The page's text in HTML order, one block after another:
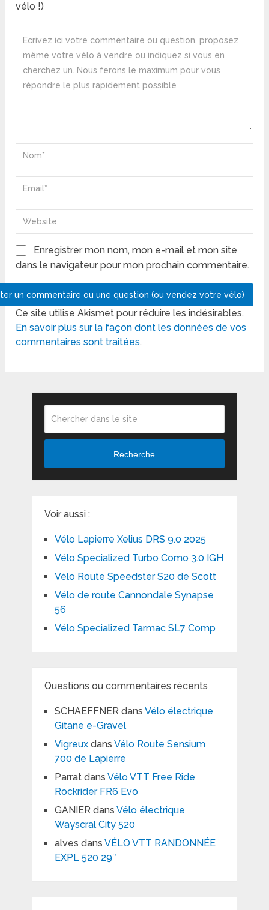
vélo !)
Enregistrer mon nom, mon e-mail et mon site
dans le navigateur pour mon prochain commentaire.
Ce site utilise Akismet pour réduire les indésirables.
En savoir plus sur la façon dont les données de vos
commentaires sont traitées.
Recherche
Voir aussi :
Vélo Lapierre Xelius DRS 9.0 2025
Vélo Specialized Turbo Como 3.0 IGH
Vélo Route Speedster S20 de Scott
Vélo de route Cannondale Synapse
56
Vélo Specialized Tarmac SL7 Comp
Questions ou commentaires récents
SCHAEFFNERdans Vélo électrique
Gitane e-Gravel
Vigreuxdans Vélo Route Sensium
700 de Lapierre
Parratdans Vélo VTT Free Ride
Rockrider FR6 Evo
GANIERdans Vélo électrique
Wayscral City 520
alves dans VÉLO VTT RANDONNÉE
EXPL 520 29″